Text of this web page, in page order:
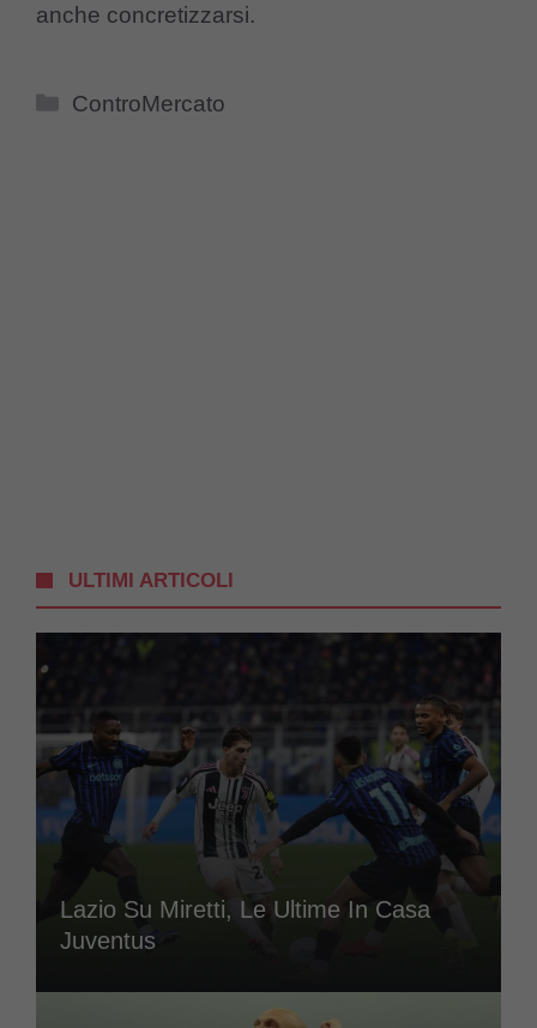
anche concretizzarsi.
Categorie
ControMercato
ULTIMI ARTICOLI
Lazio Su Miretti, Le Ultime In Casa
Juventus